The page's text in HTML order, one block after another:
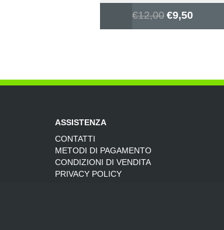
€12,00 €9,50
ASSISTENZA
CONTATTI
METODI DI PAGAMENTO
CONDIZIONI DI VENDITA
PRIVACY POLICY